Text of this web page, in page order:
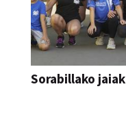
Sorabillako jaiak